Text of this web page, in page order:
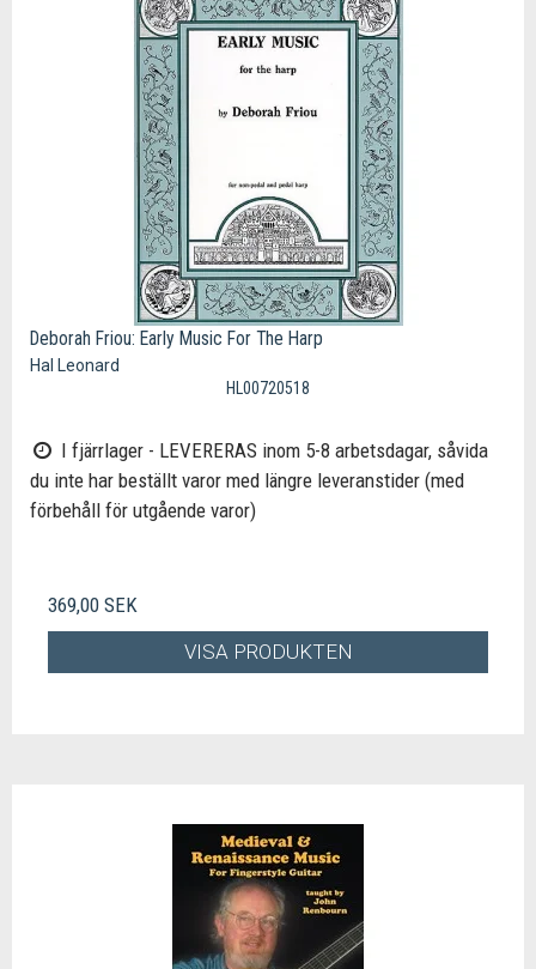
Deborah Friou: Early Music For The Harp
Hal Leonard
HL00720518
I fjärrlager - LEVERERAS inom 5-8 arbetsdagar, såvida
du inte har beställt varor med längre leveranstider (med
förbehåll för utgående varor)
369,00 SEK
VISA PRODUKTEN